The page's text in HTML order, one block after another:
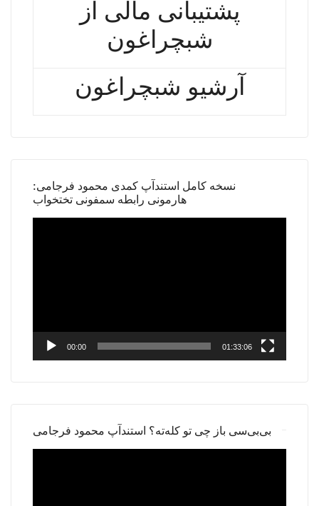
پشتیبانی مالی از
شبچراغون
آرشیو شبچراغون
نسخه کامل استندآپ کمدی محمود فرجامی:
هارمونی رابطه سمفونی تختخواب
00:00 01:33:06
بی‌بی‌سی باز چی تو کله‌ته؟ استندآپ محمود فرجامی